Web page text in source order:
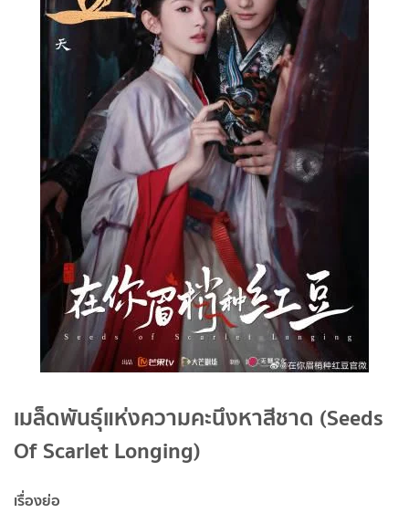
เมล็ดพันธุ์แห่งความคะนึงหาสีชาด (Seeds
Of Scarlet Longing)
เรื่องย่อ